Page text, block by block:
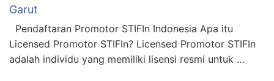
Garut
Pendaftaran Promotor STIFIn Indonesia Apa itu
Licensed Promotor STIFIn? Licensed Promotor STIFIn
adalah individu yang memiliki lisensi resmi untuk …